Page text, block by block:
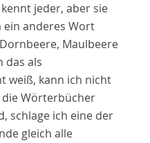
jeder, aber sie
anderes Wort
Maulbeere
das als
weiß, kann ich nicht
die Wörterbücher
schlage ich eine der
gleich alle